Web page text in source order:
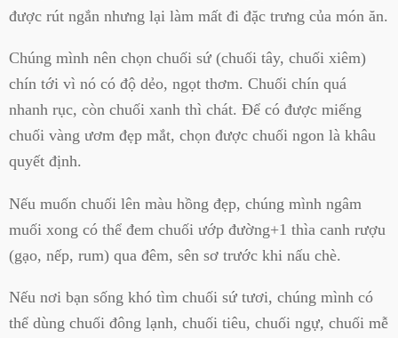
được rút ngắn nhưng lại làm mất đi đặc trưng của món ăn.
Chúng mình nên chọn chuối sứ (chuối tây, chuối xiêm)
chín tới vì nó có độ dẻo, ngọt thơm. Chuối chín quá
nhanh rục, còn chuối xanh thì chát. Để có được miếng
chuối vàng ươm đẹp mắt, chọn được chuối ngon là khâu
quyết định.
Nếu muốn chuối lên màu hồng đẹp, chúng mình ngâm
muối xong có thể đem chuối ướp đường+1 thìa canh rượu
(gạo, nếp, rum) qua đêm, sên sơ trước khi nấu chè.
Nếu nơi bạn sống khó tìm chuối sứ tươi, chúng mình có
thể dùng chuối đông lạnh, chuối tiêu, chuối ngự, chuối mễ